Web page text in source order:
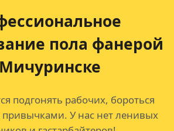
пола фанерой
подгонять рабочих, бороться
У нас нет ленивых